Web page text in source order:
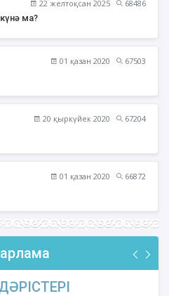
22 желтоқсан 2025
68486
ма?
01 қазан 2020
67503
20 қыркүйек 2020
67204
01 қазан 2020
66872